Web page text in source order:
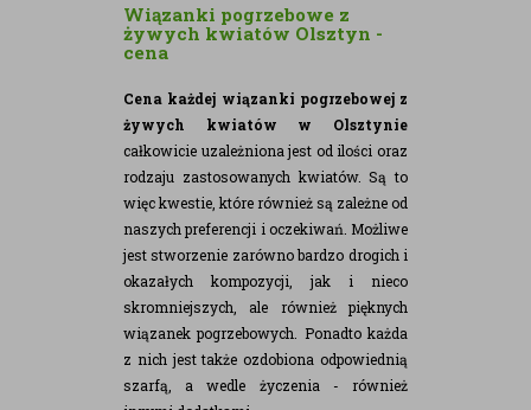
Wiązanki pogrzebowe z
żywych kwiatów Olsztyn -
cena
Cena każdej wiązanki pogrzebowej z
żywych kwiatów w Olsztynie
całkowicie uzależniona jest od ilości oraz
rodzaju zastosowanych kwiatów. Są to
więc kwestie, które również są zależne od
naszych preferencji i oczekiwań. Możliwe
jest stworzenie zarówno bardzo drogich i
okazałych kompozycji, jak i nieco
skromniejszych, ale również pięknych
wiązanek pogrzebowych. Ponadto każda
z nich jest także ozdobiona odpowiednią
szarfą, a wedle życzenia - również